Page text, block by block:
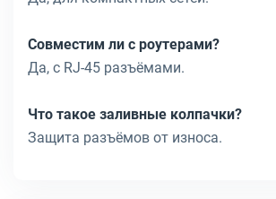
Совместим ли с роутерами?
Да, с RJ-45 разъёмами.
Что такое заливные колпачки?
Защита разъёмов от износа.